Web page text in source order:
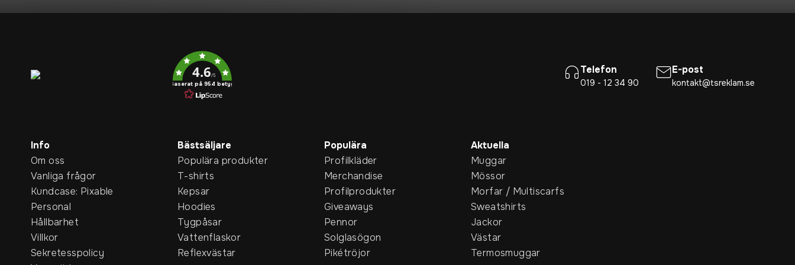
4.6/5
Baserat på 954 betyg
Telefon
019 - 12 34 90
E-post
kontakt@tsreklam.se
Info
Om oss
Vanliga frågor
Kundcase: Pixable
Personal
Hållbarhet
Villkor
Sekretesspolicy
Bästsäljare
Populära produkter
T-shirts
Kepsar
Hoodies
Tygpåsar
Vattenflaskor
Reflexvästar
Populära
Profilkläder
Merchandise
Profilprodukter
Giveaways
Pennor
Solglasögon
Pikétröjor
Aktuella
Muggar
Mössor
Morfar / Multiscarfs
Sweatshirts
Jackor
Västar
Termosmuggar